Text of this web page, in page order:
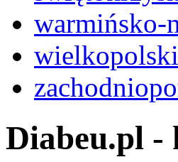
warmińsko-
Diabeu.pl -